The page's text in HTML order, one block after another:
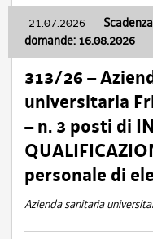
21.07.2026 -
domande: 16.08.2026
313/26 –
universitaria
– n. 3 posti di
personale di
Azienda sanitaria